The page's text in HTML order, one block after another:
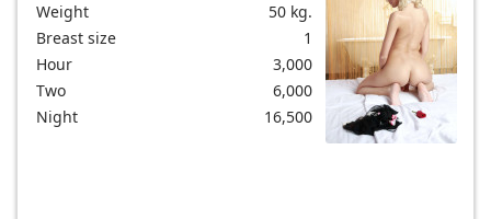
Weight
50 kg.
Breast size
1
Hour
3,000
Two
6,000
Night
16,500